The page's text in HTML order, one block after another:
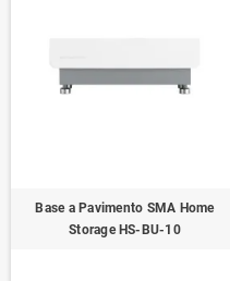
Base a Pavimento SMA Home
Storage HS-BU-10